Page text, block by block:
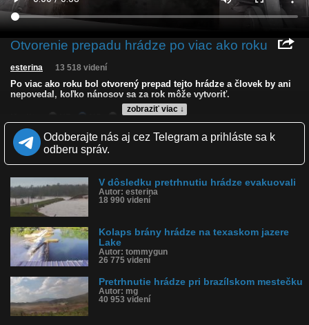
Otvorenie prepadu hrádze po viac ako roku
zobraziť viac ↓
esterina 13 518 videní
Po viac ako roku bol otvorený prepad tejto hrádze a človek by ani
nepovedal, koľko nánosov sa za rok môže vytvoriť.
LQ
Zverejnené: 22.3.2024 12:48
Páči sa: 91% (22 hlasov)
Obľúbené: 3
Kategória: veda a technika
Tagy: hrádza, priehrada, prietok vody, bahno, tok vody, prepad
hrádze, otvorenie, blato, nánosy, špina
História sledovanosti videa:
Odoberajte nás aj cez Telegram a prihláste sa k
odberu správ.
V dôsledku pretrhnutiu hrádze evakuovali
Autor: esterina
18 990 videní
Kolaps brány hrádze na texaskom jazere
Lake
Autor: tommygun
26 775 videní
Pretrhnutie hrádze pri brazílskom mestečku
Autor: mg
40 953 videní